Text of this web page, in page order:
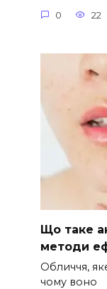
0 22
Що таке
методи
Обличчя,
чому воно